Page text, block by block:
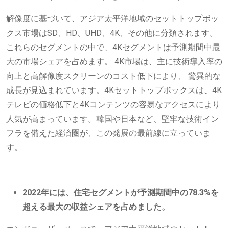
解像度に基づいて、アジア太平洋地域のセットトップボッ
クス市場はSD、HD、UHD、4K、その他に分類されます。
これらのセグメントの中で、4Kセグメントは予測期間中最
大の市場シェアを占めます。 4K市場は、主に技術導入率の
向上と高解像度スクリーンのコスト低下により、 驚異的な
成長が見込まれています。4Kセットトップボックスは、4K
テレビの価格低下と4Kコンテンツの容易なアクセスにより
人気が高まっています。韓国や日本など、堅牢な技術イン
フラを備えた経済圏が、この発展の最前線に立っていま
す。
2022年には、住宅セグメントが予測期間中の78.3%を
超える最大の収益シェアを占めました。